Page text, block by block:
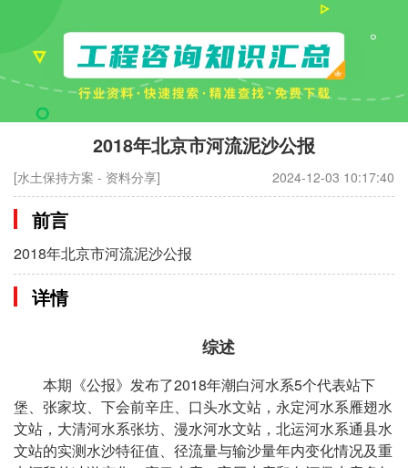
2018年北京市河流泥沙公报
[水土保持方案 - 资料分享] 2024-12-03 10:17:40
前言
2018年北京市河流泥沙公报
详情
综述
本期《公报》发布了2018年潮白河水系5个代表站下
堡、张家坟、下会前辛庄、口头水文站，永定河水系雁翅水
文站，大清河水系张坊、漫水河水文站，北运河水系通县水
文站的实测水沙特征值、径流量与输沙量年内变化情况及重